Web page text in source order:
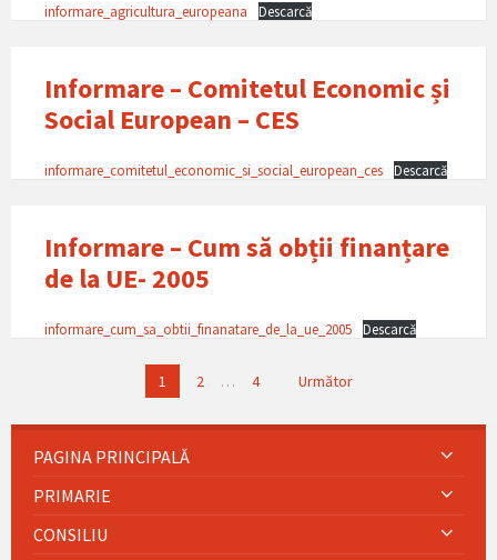
informare_agricultura_europeana Descarcă
Informare – Comitetul Economic și
Social European – CES
informare_comitetul_economic_si_social_european_ces Descarcă
Informare – Cum să obții finanțare
de la UE- 2005
informare_cum_sa_obtii_finanatare_de_la_ue_2005 Descarcă
1 2 … 4 Următor
PAGINA PRINCIPALĂ
PRIMARIE
CONSILIU